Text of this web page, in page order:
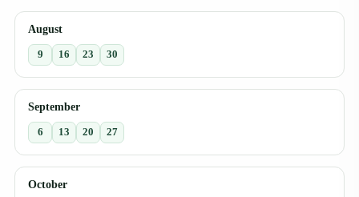
August
9 16 23 30
September
6 13 20 27
October